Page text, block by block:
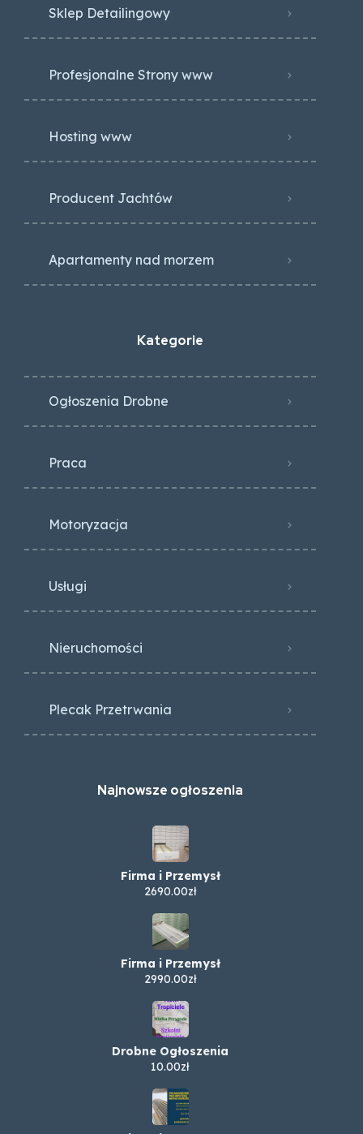
Sklep Detailingowy
Profesjonalne Strony www
Hosting www
Producent Jachtów
Apartamenty nad morzem
Kategorie
Ogłoszenia Drobne
Praca
Motoryzacja
Usługi
Nieruchomości
Plecak Przetrwania
Najnowsze ogłoszenia
Firma i Przemysł
2690.00zł
Firma i Przemysł
2990.00zł
Drobne Ogłoszenia
10.00zł